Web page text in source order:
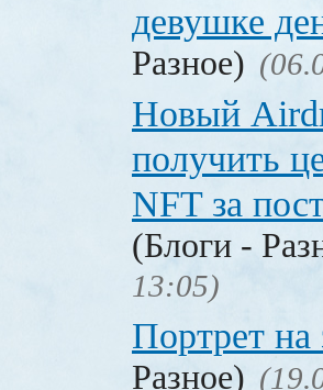
девушке
Разное)
Новый
получить
NFT за
(Блоги -
13:05)
Портрет на
Разное)